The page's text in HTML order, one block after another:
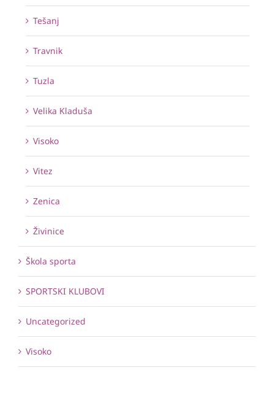
Tešanj
Travnik
Tuzla
Velika Kladuša
Visoko
Vitez
Zenica
Živinice
Škola sporta
SPORTSKI KLUBOVI
Uncategorized
Visoko